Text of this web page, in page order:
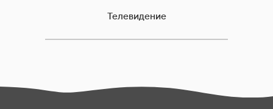
Телевидение